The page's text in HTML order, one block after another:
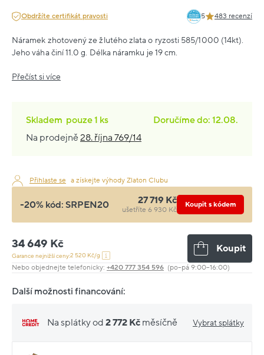
Obdržíte certifikát pravosti 5 483 recenzí
Náramek zhotovený ze žlutého zlata o ryzosti 585/1000 (14kt).
Jeho váha činí 11.0 g. Délka náramku je 19 cm.
Přečíst si více
Skladem pouze1 ks
Doručíme do: 12.08.
Na prodejně28. října 769/14
Přihlaste se a získejte výhody Zlaton Clubu
-20% kód: SRPEN20 27 719 Kč
ušetříte 6 930 Kč
Koupit s kódem
34 649 Kč
Garance nejnižší ceny:2 520 Kč/g
Koupit
Nebo objednejte telefonicky: +420 777 354 596 (po–pá 9:00–16:00)
Další možnosti financování:
Na splátky od 2 772 Kč měsíčně Vybrat splátky